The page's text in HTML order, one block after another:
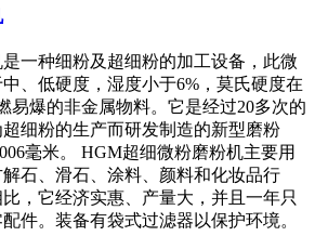
一种细粉及超细粉的加工设备，此微
、低硬度，湿度小于6%，莫氏硬度在
易爆的非金属物料。它是经过20多次的
细粉的生产而研发制造的新型磨粉
毫米。 HGM超细微粉磨粉机主要用
石、滑石、涂料、颜料和化妆品行
，它经济实惠、产量大，并且一年只
件。装备有袋式过滤器以保护环境。